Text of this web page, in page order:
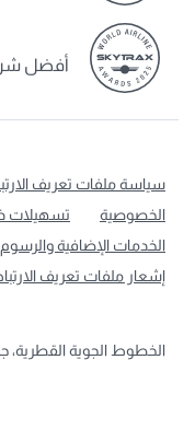
أفضل
سياسة ملفات تعريف
الخصوصية
تسهيلات
الخدمات الإضافية والرسوم
إشعار ملفات تعريف
الخطوط الجوية